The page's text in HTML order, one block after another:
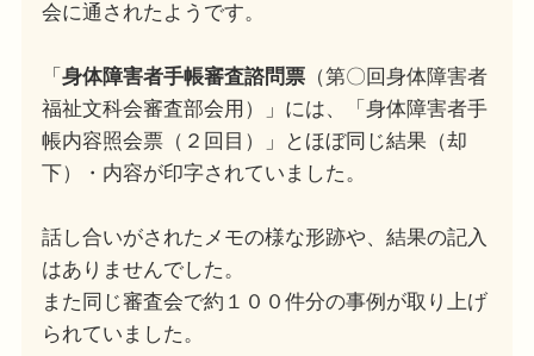
会に通されたようです。
「 身体障害者手帳審査諮問票（第〇回身体障害者
福祉文科会審査部会用）」には、「身体障害者手
帳内容照会票（２回目）」とほぼ同じ結果（却
下）・内容が印字されていました。
話し合いがされたメモの様な形跡や、結果の記入
はありませんでした。
また同じ審査会で約１００件分の事例が取り上げ
られていました。